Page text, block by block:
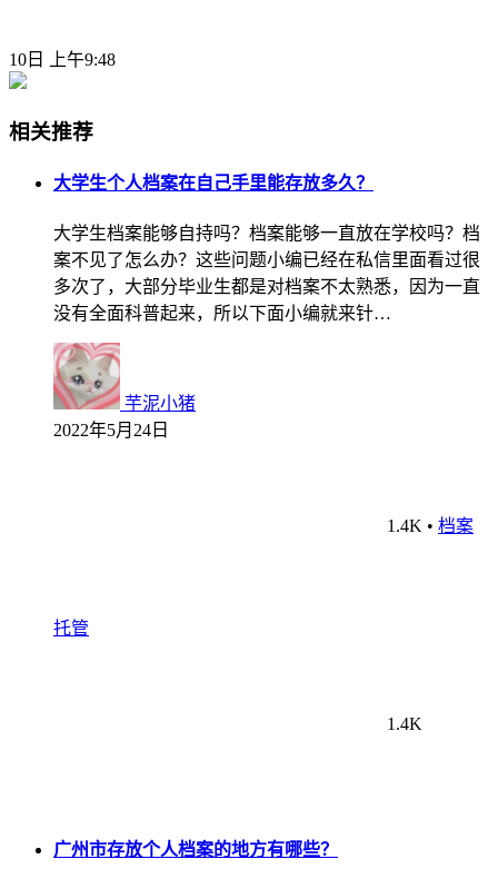
10日 上午9:48
相关推荐
大学生个人档案在自己手里能存放多久？
大学生档案能够自持吗？档案能够一直放在学校吗？档
案不见了怎么办？这些问题小编已经在私信里面看过很
多次了，大部分毕业生都是对档案不太熟悉，因为一直
没有全面科普起来，所以下面小编就来针…
芋泥小猪
2022年5月24日
1.4K • 档案
托管
1.4K
广州市存放个人档案的地方有哪些？